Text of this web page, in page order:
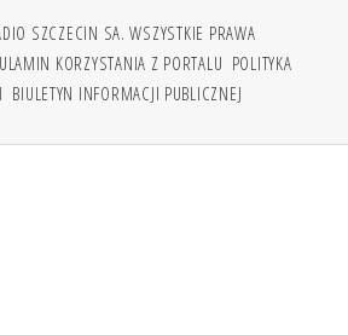
SZCZECIN SA. WSZYSTKIE PRAWA
KORZYSTANIA Z PORTALU POLITYKA
BIULETYN INFORMACJI PUBLICZNEJ